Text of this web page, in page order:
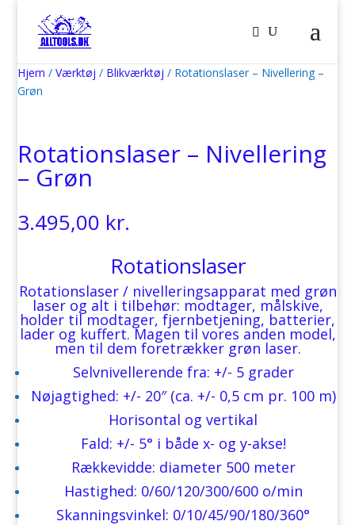
Hjem /Værktøj / Blikværktøj / Rotationslaser – Nivellering –
Grøn
Rotationslaser – Nivellering
– Grøn
3.495,00 kr.
Rotationslaser
Rotationslaser / nivelleringsapparat med grøn
laser og alt i tilbehør: modtager, målskive,
holder til modtager, fjernbetjening, batterier,
lader og kuffert. Magen til vores anden model,
men til dem foretrækker grøn laser.
Selvnivellerende fra: +/- 5 grader
Nøjagtighed: +/- 20″ (ca. +/- 0,5 cm pr. 100 m)
Horisontal og vertikal
Fald: +/- 5° i både x- og y-akse!
Rækkevidde: diameter 500 meter
Hastighed: 0/60/120/300/600 o/min
Skanningsvinkel: 0/10/45/90/180/360°